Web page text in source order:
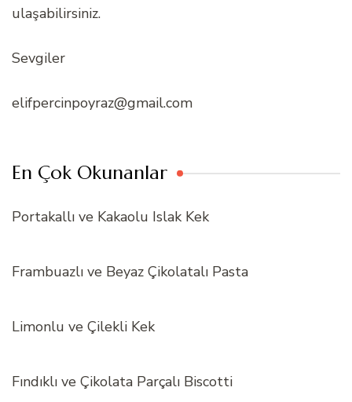
ulaşabilirsiniz.
Sevgiler
elifpercinpoyraz@gmail.com
En Çok Okunanlar
Portakallı ve Kakaolu Islak Kek
Frambuazlı ve Beyaz Çikolatalı Pasta
Limonlu ve Çilekli Kek
Fındıklı ve Çikolata Parçalı Biscotti